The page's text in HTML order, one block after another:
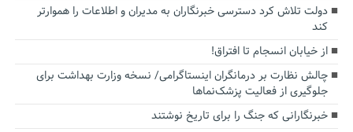
دولت تلاش کرد دسترسی خبرنگاران به مدیران و اطلاعات را هموارتر
کند
از خیابان انسجام تا افتراق!
چالش نظارت بر درمانگران اینستاگرامی/ نسخه وزارت بهداشت برای
جلوگیری از فعالیت پزشک‌نماها
خبرنگارانی که جنگ را برای تاریخ نوشتند